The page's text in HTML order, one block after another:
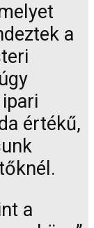
a
értékű,
a